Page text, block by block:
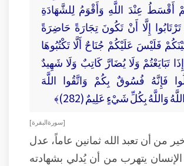
أَقْسَطُ عِنْدَ اللَّهِ وَأَقْوَمُ لِلشَّهَادَةِ
تَرْتَابُوا إِلَّا أَنْ تَكُونَ تِجَارَةً حَاضِرَةً
فَلَيْسَ عَلَيْكُمْ جُنَاحٌ أَلَّا تَكْتُبُوهَا
تَبَايَعْتُمْ وَلَا يُضَارَّ كَاتِبٌ وَلَا شَهِيدٌ
فَإِنَّهُ فُسُوقٌ بِكُمْ وَاتَّقُوا اللَّهَ
وَاللَّهُ بِكُلِّ شَيْءٍ عَلِيمٌ (282)﴾
[ سورة البقرة ]
من أن تعبد الله ثمانين عاماً، عدل
يتهرب من أن يُدلي بشهادته